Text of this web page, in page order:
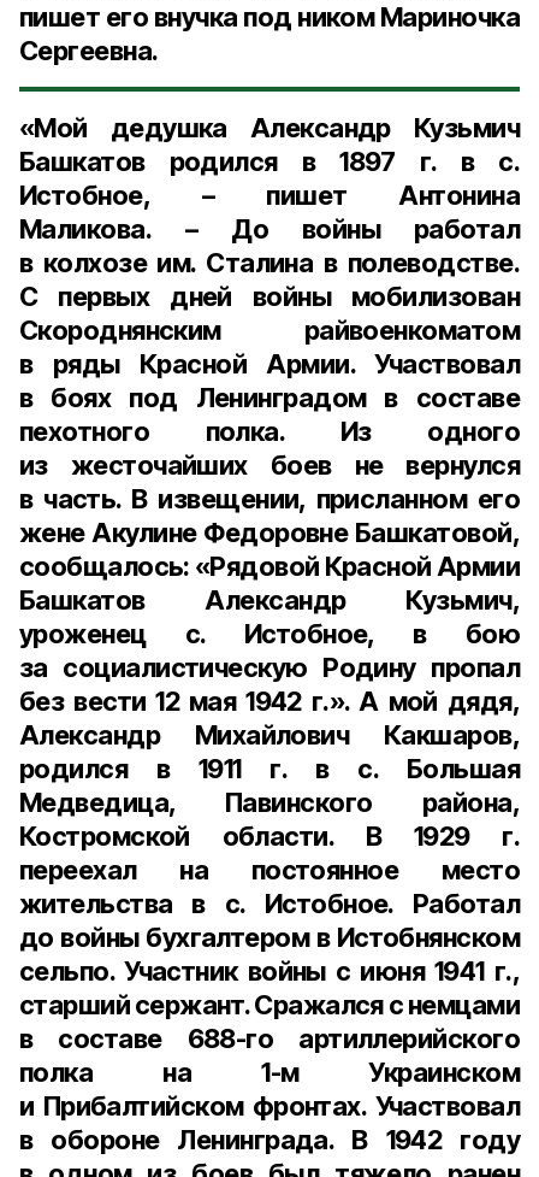
пишет его внучка под никомМариночка
Сергеевна.
«Мой дедушка Александр Кузьмич
Башкатов родился в 1897 г. в с.
Истобное, – пишет Антонина
Маликова. – До войны работал
в колхозе им. Сталина в полеводстве.
С первых дней войны мобилизован
Скороднянским райвоенкоматом
в ряды Красной Армии. Участвовал
в боях под Ленинградом в составе
пехотного полка. Из одного
из жесточайших боев не вернулся
в часть. В извещении, присланном его
жене Акулине Федоровне Башкатовой,
сообщалось: «Рядовой Красной Армии
Башкатов Александр Кузьмич,
уроженец с. Истобное, в бою
за социалистическую Родину пропал
без вести 12 мая 1942 г.». А мой дядя,
Александр Михайлович Какшаров,
родился в 1911 г. в с. Большая
Медведица, Павинского района,
Костромской области. В 1929 г.
переехал на постоянное место
жительства в с. Истобное. Работал
до войны бухгалтером в Истобнянском
сельпо. Участник войны с июня 1941 г.,
старший сержант. Сражался с немцами
в составе 688-го артиллерийского
полка на 1-м Украинском
и Прибалтийском фронтах. Участвовал
в обороне Ленинграда. В 1942 году